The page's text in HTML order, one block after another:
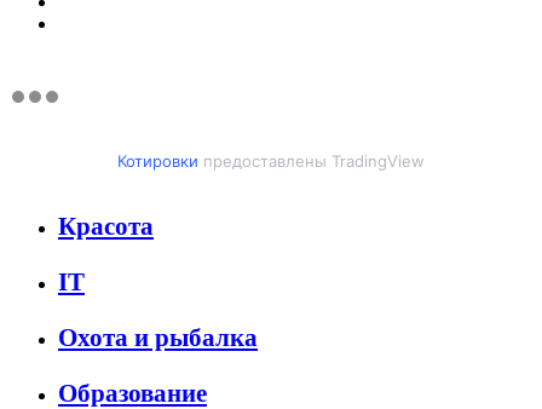
Котировки предоставлены TradingView
Красота
IT
Охота и рыбалка
Образование